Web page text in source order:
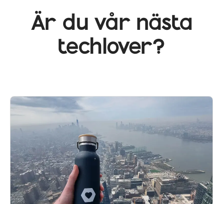
Är du vår nästa
techlover?